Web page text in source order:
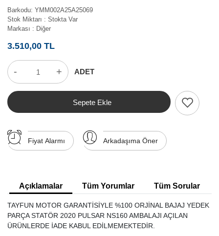
Barkodu: YMM002A25A25069
Stok Miktarı : Stokta Var
Markası : Diğer
3.510,00 TL
- + ADET
Sepete Ekle
Fiyat Alarmı Arkadaşıma Öner
Açıklamalar Tüm Yorumlar Tüm Sorular
TAYFUN MOTOR GARANTİSİYLE %100 ORJİNAL BAJAJ YEDEK
PARÇA STATÖR 2020 PULSAR NS160 AMBALAJI AÇILAN
ÜRÜNLERDE İADE KABUL EDİLMEMEKTEDİR.